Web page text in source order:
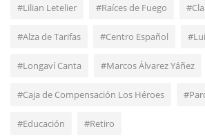
#Lilian Letelier #Raíces de Fuego
#Alza de Tarifas #Centro Español
#Longaví Canta #Marcos Álvarez Yáñez
#Caja de Compensación Los Héroes
#Educación #Retiro